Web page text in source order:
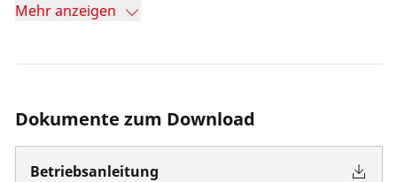
Mehr anzeigen
Dokumente zum Download
Betriebsanleitung